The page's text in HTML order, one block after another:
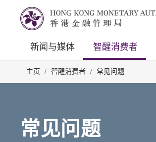
新闻与媒体 智醒消费者
主页 / 智醒消费者 / 常见问题
常见问题